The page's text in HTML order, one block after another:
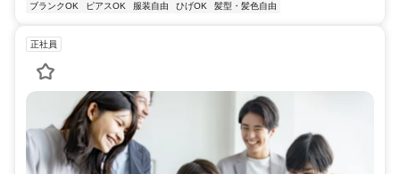
ブランクOK
ピアスOK 服装自由 ひげOK 髪型・髪色自由
正社員